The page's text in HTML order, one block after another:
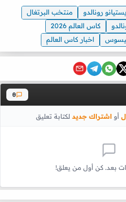
رونالدو
منتخب البرتغال
كاس العالم 2026
اخبار كاس العالم
0
أواشتراك جديد لكتابة تعليق
بعد. كن أول من يعلق!